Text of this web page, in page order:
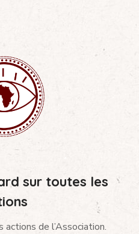
sur toutes les
de l’Association.